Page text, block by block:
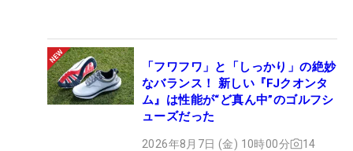
「フワフワ」と「しっかり」の絶妙
なバランス！ 新しい『FJクオンタ
ム』は性能が“ど真ん中”のゴルフシ
ューズだった
2026年8月7日 (金) 10時00分 14